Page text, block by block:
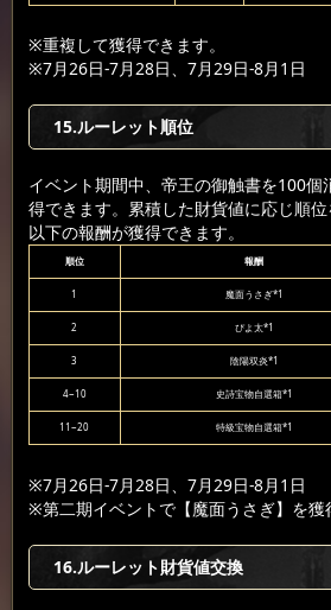
※重複して獲得できます。
※7月26日-7月28日、7月29日-8月1日
15.ルーレット順位
イベント期間中、帝王の御触書を100個
得できます。累積した財貨値に応じ順
以下の報酬が獲得できます。
順位 報酬
1 魔面うさぎ*1
2 ぴよ太*1
3 陰陽双炎*1
4~10 史詩宝物自選箱*1
11~20 特級宝物自選箱*1
※7月26日-7月28日、7月29日-8月1日
※第二期イベントで【魔面うさぎ】を獲
16.ルーレット財貨値交換